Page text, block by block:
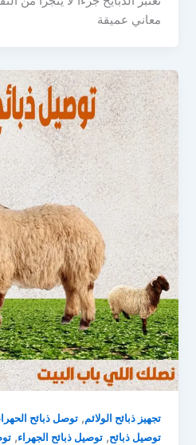
معاني عميقة
تجهيز ذبائح الولائم,توصل ذبائح
توصيل ذبائح,توصيل ذبائح الجهراء,